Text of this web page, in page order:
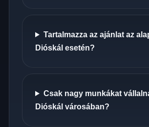
Tartalmazza az ajánlat az
Dióskál esetén?
Csak nagy munkákat
Dióskál városában?